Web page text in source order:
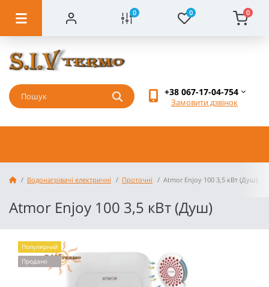
0 0 0
+38 067-17-04-754
Замовити дзвінок
Водонагрівачі електричні Проточні Atmor Enjoy 100 3,5 кВт (Душ)
Atmor Enjoy 100 3,5 кВт (Душ)
Популярний
Продано